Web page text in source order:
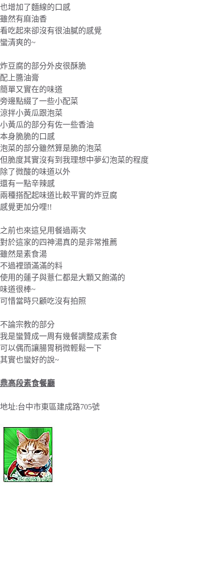
也增加了麵線的口感
雖然有麻油香
看吃起來卻沒有很油膩的感覺
蠻清爽的~
炸豆腐的部分外皮很酥脆
配上醬油膏
簡單又實在的味道
旁邊點綴了一些小配菜
涼拌小黃瓜跟泡菜
小黃瓜的部分有佐一些香油
本身脆脆的口感
泡菜的部分雖然算是脆的泡菜
但脆度其實沒有到我理想中夢幻泡菜的程度
除了微酸的味道以外
還有一點辛辣感
兩種搭配起味道比較平實的炸豆腐
感覺更加分哩!!
之前也來這兒用餐過兩次
對於這家的四神湯真的是非常推薦
雖然是素食湯
不過裡頭滿滿的料
使用的蓮子與薏仁都是大顆又飽滿的
味道很棒~
可惜當時只顧吃沒有拍照
不論宗教的部分
我是蠻贊成一周有幾餐調整成素食
可以偶而讓腸胃稍微輕鬆一下
其實也蠻好的說~
鼎高段素食餐廳
地址:台中市東區建成路705號